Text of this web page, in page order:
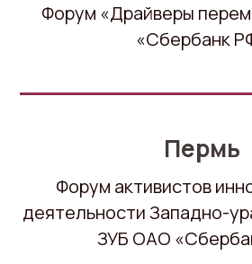
Форум «Драйверы
«Сбербанк
Пермь
Форум активистов
деятельности Западно-
ЗУБ ОАО